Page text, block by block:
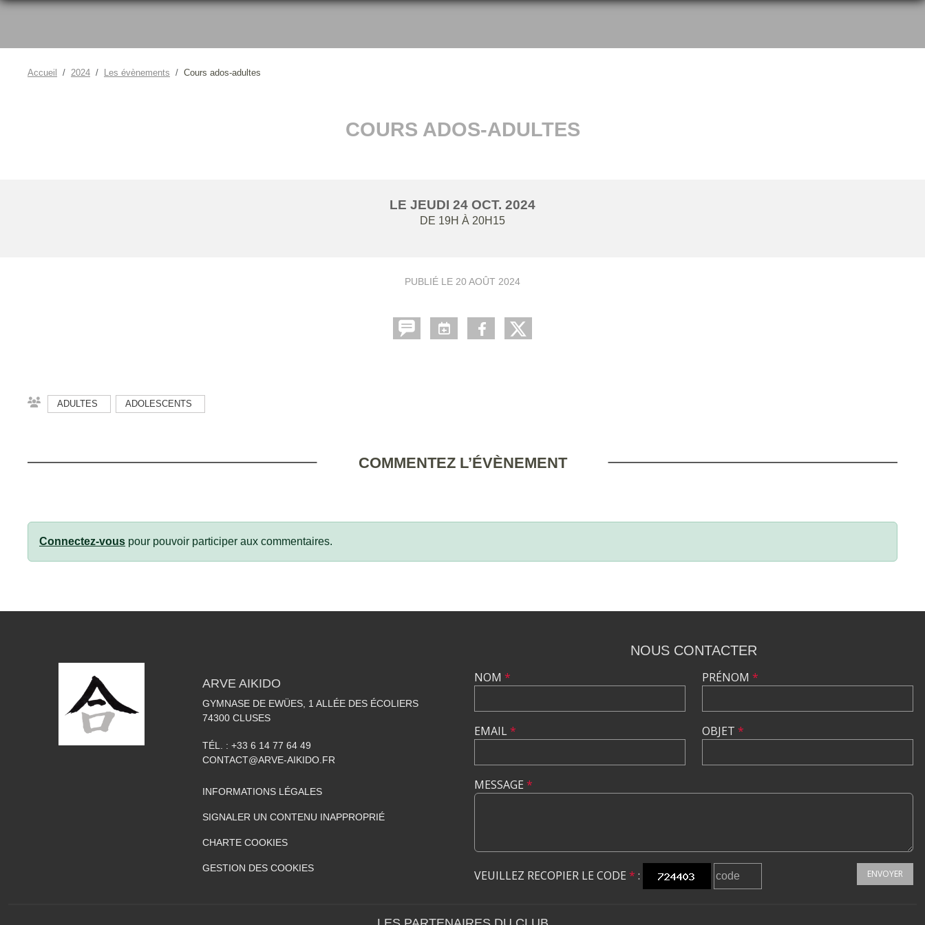
Accueil 2024 Les évènements Cours ados-adultes
COURS ADOS-ADULTES
LE JEUDI 24 OCT. 2024
DE 19H À 20H15
PUBLIÉ LE 20 AOÛT 2024
ADULTES ADOLESCENTS
COMMENTEZ L’ÉVÈNEMENT
Connectez-vous pour pouvoir participer aux commentaires.
ARVE AIKIDO
GYMNASE DE EWÜES, 1 ALLÉE DES ÉCOLIERS
74300 CLUSES
TÉL. : +33 6 14 77 64 49
CONTACT@ARVE-AIKIDO.FR
INFORMATIONS LÉGALES
SIGNALER UN CONTENU INAPPROPRIÉ
CHARTE COOKIES
GESTION DES COOKIES
NOUS CONTACTER
NOM *
EMAIL*
PRÉNOM *
OBJET *
MESSAGE *
VEUILLEZ RECOPIER LE CODE * : ENVOYER